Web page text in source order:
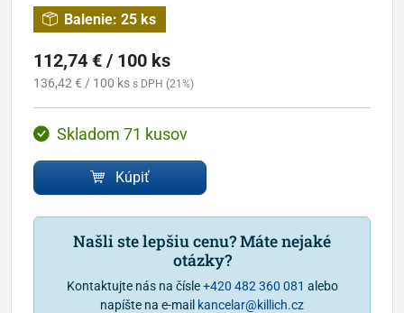
Balenie: 25 ks
112,74 € / 100 ks
136,42 € / 100 ks s DPH (21%)
Skladom 71 kusov
Kúpiť
Našli ste lepšiu cenu? Máte nejaké
otázky?
Kontaktujte nás na čísle+420 482 360 081 alebo
napíšte na e-mail kancelar@killich.cz